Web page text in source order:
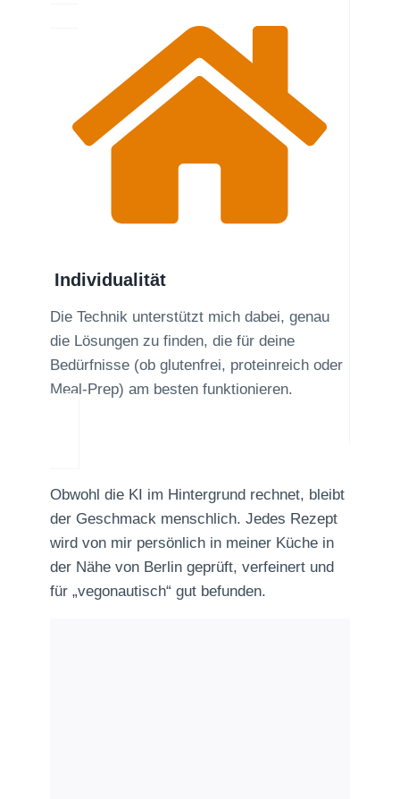
Individualität
Die Technik unterstützt mich dabei, genau
die Lösungen zu finden, die für deine
Bedürfnisse (ob glutenfrei, proteinreich oder
Meal-Prep) am besten funktionieren.
Obwohl die KI im Hintergrund rechnet, bleibt
der Geschmack menschlich. Jedes Rezept
wird von mir persönlich in meiner Küche in
der Nähe von Berlin geprüft, verfeinert und
für „vegonautisch“ gut befunden.